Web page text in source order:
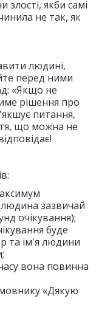
злості, якби самі
не так, як
людині,
перед ними
«Якщо не
рішення про
питання,
що можна не
зазвичай
очікування);
буде
та ім'я людини
вона повинна
«Дякую